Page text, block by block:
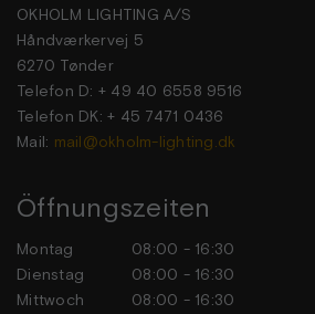
OKHOLM LIGHTING A/S
Håndværkervej 5
6270 Tønder
Telefon D: + 49 40 6558 9516
Telefon DK: + 45 7471 0436
Mail: mail@okholm-lighting.dk
Öffnungszeiten
Montag
08:00 - 16:30
Dienstag
08:00 - 16:30
Mittwoch
08:00 - 16:30